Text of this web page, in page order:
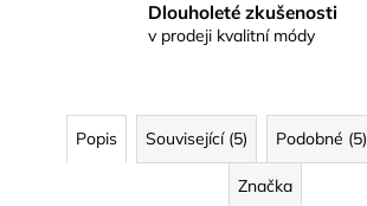
Dlouholeté zkušenosti
v prodeji kvalitní módy
Popis Související (5) Podobné (5)
Značka